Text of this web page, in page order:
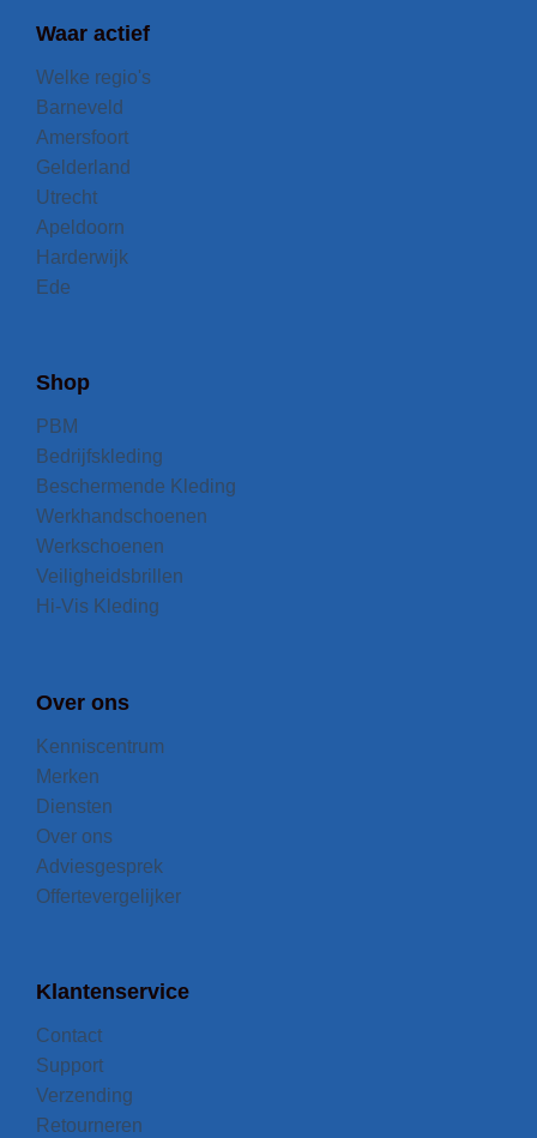
Waar actief
Welke regio's
Barneveld
Amersfoort
Gelderland
Utrecht
Apeldoorn
Harderwijk
Ede
Shop
PBM
Bedrijfskleding
Beschermende Kleding
Werkhandschoenen
Werkschoenen
Veiligheidsbrillen
Hi-Vis Kleding
Over ons
Kenniscentrum
Merken
Diensten
Over ons
Adviesgesprek
Offertevergelijker
Klantenservice
Contact
Support
Verzending
Retourneren